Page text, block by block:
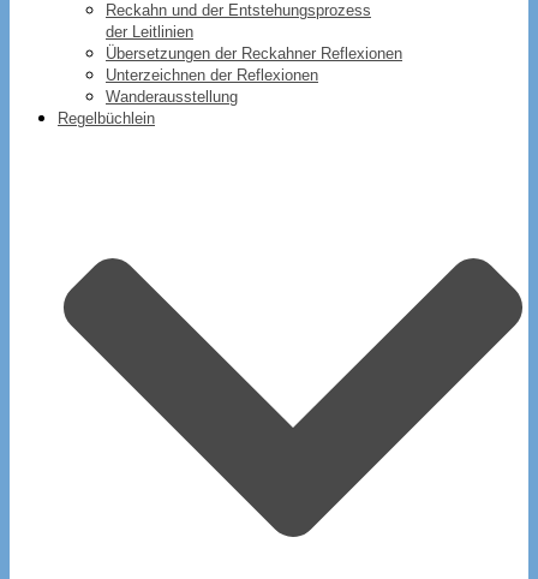
Reckahn und der Entstehungsprozess
der Leitlinien
Übersetzungen der Reckahner Reflexionen
Unterzeichnen der Reflexionen
Wanderausstellung
Regelbüchlein